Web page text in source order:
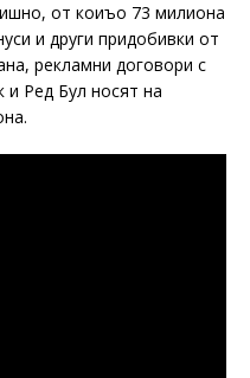
от коиъо 73 милиона
и други придобивки от
рекламни договори с
и Ред Бул носят на